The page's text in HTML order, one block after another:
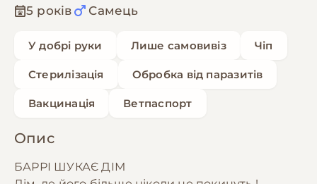
5 років Самець
У добрі руки Лише самовивіз Чіп
Стерилізація Обробка від паразитів
Вакцинація Ветпаспорт
Опис
БАРРІ ШУКАЄ ДІМ